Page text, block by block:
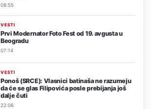
08:55
VESTI
Prvi Modernator Foto Fest od 19. avgusta u
Beogradu
07:14
VESTI
Ponoš (SRCE): Vlasnici batinaša ne razumeju
da će se glas Filipovića posle prebijanja još
dalje čuti
22:06